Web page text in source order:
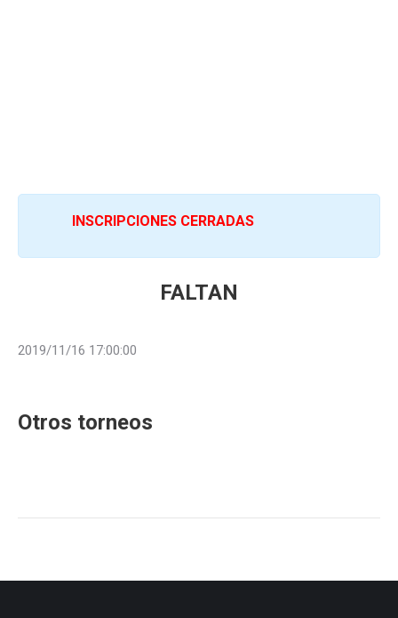
INSCRIPCIONES CERRADAS
FALTAN
2019/11/16 17:00:00
Otros torneos